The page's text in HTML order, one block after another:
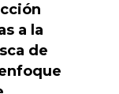
a la
de